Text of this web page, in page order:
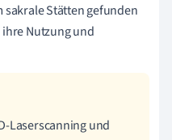
sakrale Stätten gefunden
Nutzung und
Laserscanning und